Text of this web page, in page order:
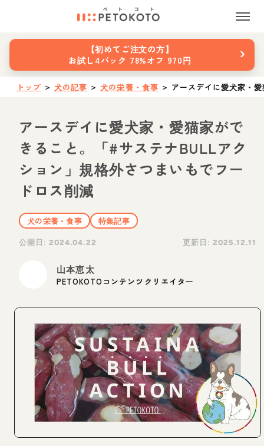
【初めてご注文の方】
お試し4パック 78%オフ 970円
›
トップ ＞ 犬の記事 ＞ 犬の栄養・食事 ＞ アースデイに愛犬家・
アースデイに愛犬家・愛猫家がで
きること。「#サステナBULLアク
ション」規格外さつまいもでフー
ドロス削減
犬の栄養・食事
特集記事
公開日:2024.04.22 更新日: 2025.12.11
山本恵太
PETOKOTOコンテンツクリエイター